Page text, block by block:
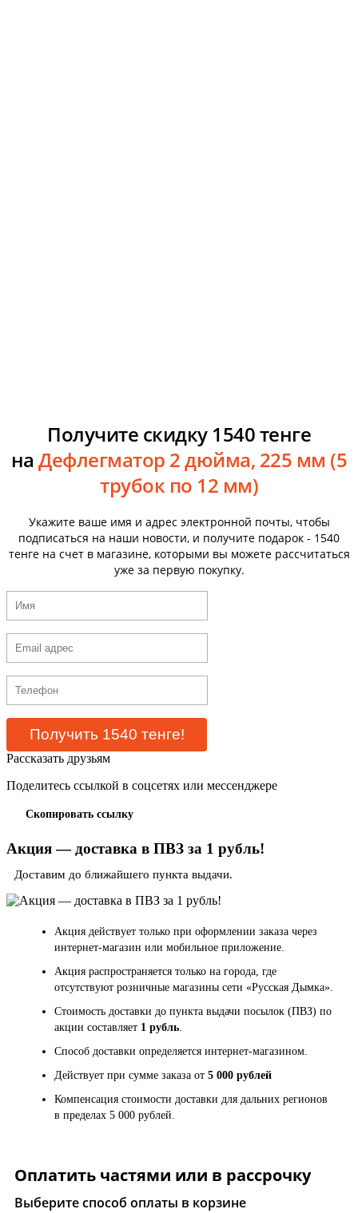
Получите скидку 1540 тенге
наДефлегматор 2 дюйма, 225 мм (5
трубок по 12 мм)
Укажите ваше имя и адрес электронной почты, чтобы
подписаться на наши новости, и получите подарок - 1540
тенге на счет в магазине, которыми вы можете рассчитаться
уже за первую покупку.
Рассказать друзьям
Поделитесь ссылкой в соцсетях или мессенджере
Скопировать ссылку
Акция — доставка в ПВЗ за 1 рубль!
Доставим до ближайшего пункта выдачи.
Акция действует только при оформлении заказа через
интернет-магазин или мобильное приложение.
Акция распространяется только на города, где
отсутствуют розничные магазины сети «Русская Дымка».
Стоимость доставки до пункта выдачи посылок (ПВЗ) по
акции составляет 1 рубль.
Способ доставки определяется интернет-магазином.
Действует при сумме заказа от 5 000 рублей
Компенсация стоимости доставки для дальних регионов
в пределах 5 000 рублей.
Оплатить частями или в рассрочку
Выберите способ оплаты в корзине